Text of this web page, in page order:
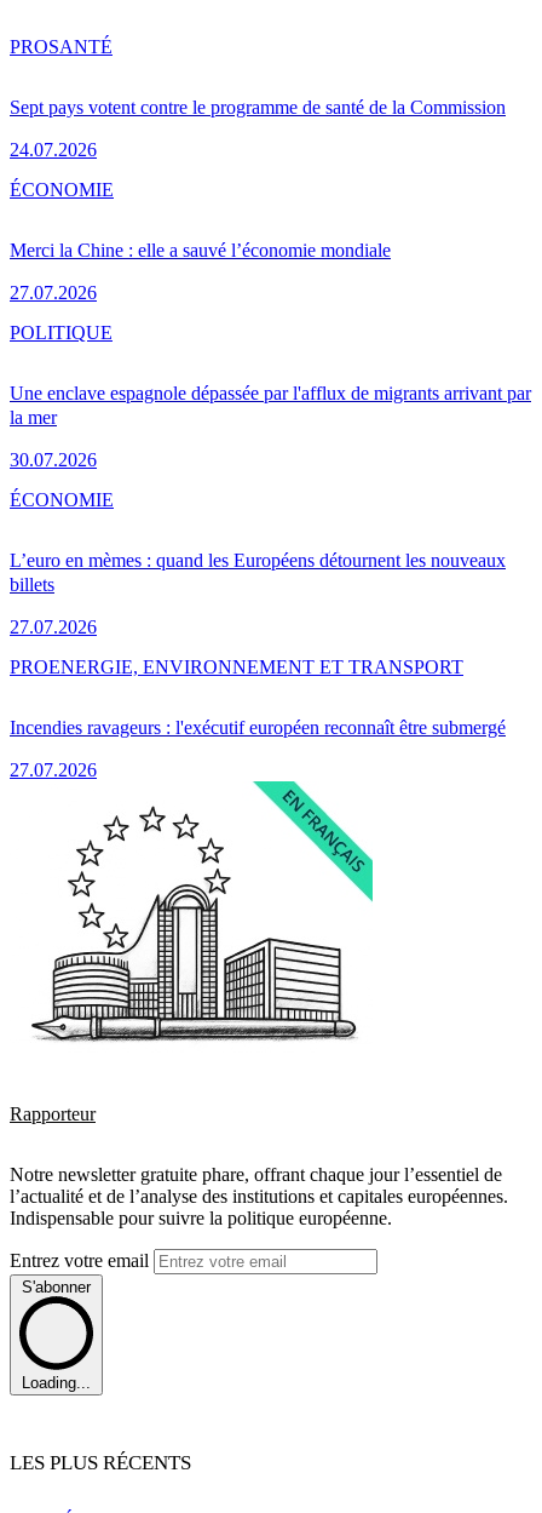
Sept pays votent contre le programme de santé de la Commission
24.07.2026
PROSANTÉ
Merci la Chine : elle a sauvé l’économie mondiale
27.07.2026
ÉCONOMIE
Une enclave espagnole dépassée par l'afflux de migrants arrivant par
la mer
30.07.2026
POLITIQUE
L’euro en mèmes : quand les Européens détournent les nouveaux
billets
27.07.2026
ÉCONOMIE
Incendies ravageurs : l'exécutif européen reconnaît être submergé
27.07.2026
PROENERGIE, ENVIRONNEMENT ET TRANSPORT
Rapporteur
Notre newsletter gratuite phare, offrant chaque jour l’essentiel de
l’actualité et de l’analyse des institutions et capitales européennes.
Indispensable pour suivre la politique européenne.
Entrez votre email
S'abonner
Loading...
LES PLUS RÉCENTS